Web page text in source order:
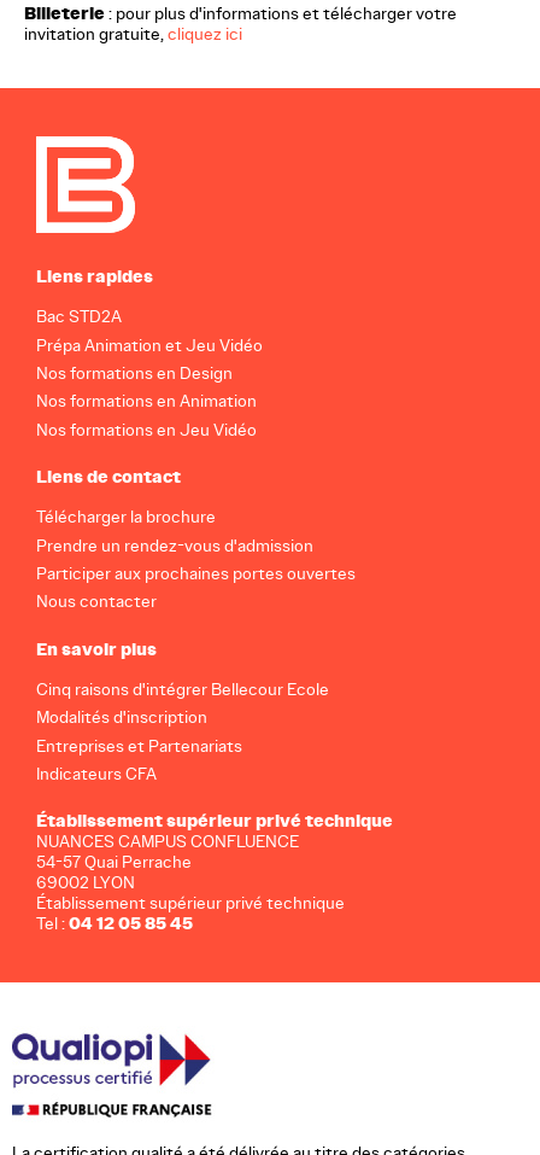
Billeterie: pour plus d'informations et télécharger votre
invitation gratuite,cliquez ici
Liens rapides
Bac STD2A
Prépa Animation et Jeu Vidéo
Nos formations en Design
Nos formations en Animation
Nos formations en Jeu Vidéo
Liens de contact
Télécharger la brochure
Prendre un rendez-vous d'admission
Participer aux prochaines portes ouvertes
Nous contacter
En savoir plus
Cinq raisons d'intégrer Bellecour Ecole
Modalités d'inscription
Entreprises et Partenariats
Indicateurs CFA
Établissement supérieur privé technique
NUANCES CAMPUS CONFLUENCE
54-57 Quai Perrache
69002 LYON
Établissement supérieur privé technique
Tel :04 12 05 85 45